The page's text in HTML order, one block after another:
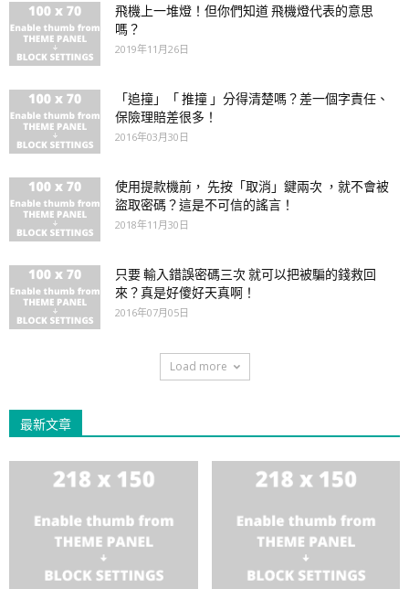
飛機上一堆燈！但你們知道 飛機燈代表的意思
嗎？
2019年11月26日
「追撞」「 推撞 」分得清楚嗎？差一個字責任、
保險理賠差很多！
2016年03月30日
使用提款機前， 先按「取消」鍵兩次 ，就不會被
盜取密碼？這是不可信的謠言！
2018年11月30日
只要 輸入錯誤密碼三次 就可以把被騙的錢救回
來？真是好傻好天真啊！
2016年07月05日
Load more
最新文章